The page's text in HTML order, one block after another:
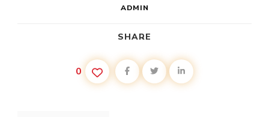
ADMIN
SHARE
0